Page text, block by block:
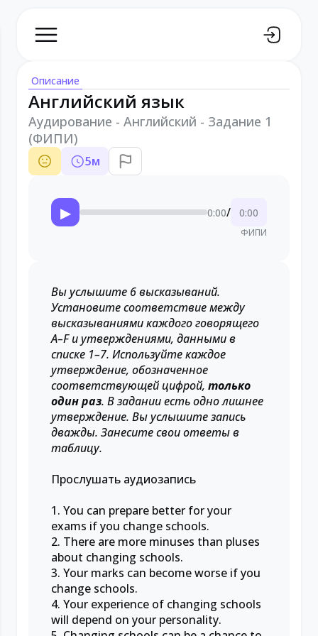
Описание
Английский язык
Аудирование - Английский - Задание 1
(ФИПИ)
5м
▶ 0:00/ 0:00
ФИПИ
Вы услышите 6 высказываний.
Установите соответствие между
высказываниями каждого говорящего
A–F и утверждениями, данными в
списке 1–7. Используйте каждое
утверждение, обозначенное
соответствующей цифрой, только
один раз. В задании есть одно лишнее
утверждение. Вы услышите запись
дважды. Занесите свои ответы в
таблицу.
Прослушать аудиозапись
1. You can prepare better for your
exams if you change schools.
2. There are more minuses than pluses
about changing schools.
3. Your marks can become worse if you
change schools.
4. Your experience of changing schools
will depend on your personality.